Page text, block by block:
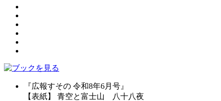
『広報すその 令和8年6月号』
【表紙】 青空と富士山 八十八夜